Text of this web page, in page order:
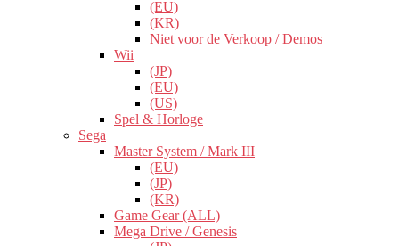
(EU)
(KR)
Niet voor de Verkoop / Demos
Wii
(JP)
(EU)
(US)
Spel & Horloge
Sega
Master System / Mark III
(EU)
(JP)
(KR)
Game Gear (ALL)
Mega Drive / Genesis